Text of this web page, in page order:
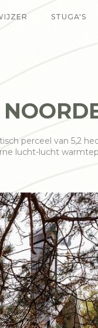
STUGA'S
perceel van 5,2
lucht-lucht